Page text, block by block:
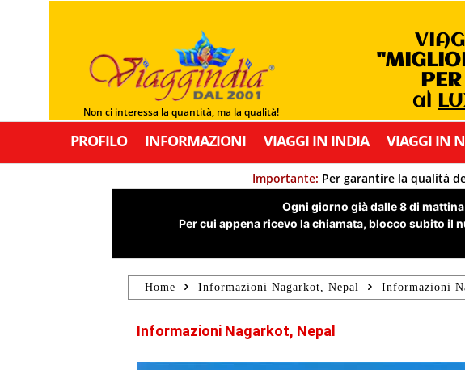
Non ci interessa la quantità, ma la qualità!
al
PROFILO INFORMAZIONI VIAGGI IN INDIA VIAGGI IN
Importante: Per garantire la qualità
Ogni giorno già dalle 8 di
Per cui appena ricevo la chiamata, blocco subito il
Home Informazioni Nagarkot, Nepal Informazioni
Informazioni Nagarkot, Nepal